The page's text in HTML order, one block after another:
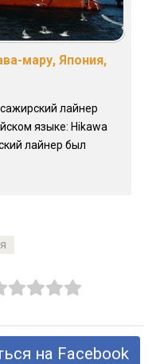
мару, Япония,
лайнер
языке: Hikawa
лайнер был
на Facebook